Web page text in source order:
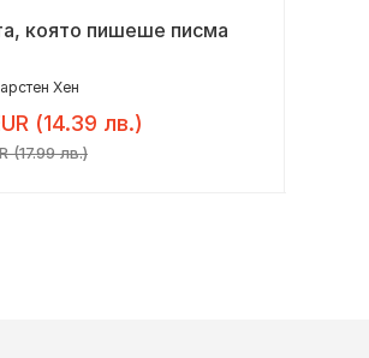
която пишеше писма
Хен
(14.39 лв.)
(17.99 лв.)